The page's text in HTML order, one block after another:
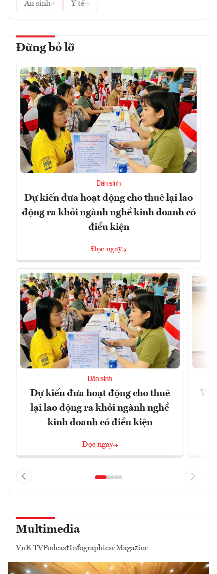
An sinh Y tế
Đừng bỏ lỡ
Dân sinh
Dự kiến đưa hoạt động cho thuê lại lao
động ra khỏi ngành nghề kinh doanh có
điều kiện
Đọc ngay
Dân sinh
Dự kiến đưa hoạt động cho thuê
lại lao động ra khỏi ngành nghề
kinh doanh có điều kiện
Đọc ngay
Multimedia
VnE TVPodcastInfographicseMagazine